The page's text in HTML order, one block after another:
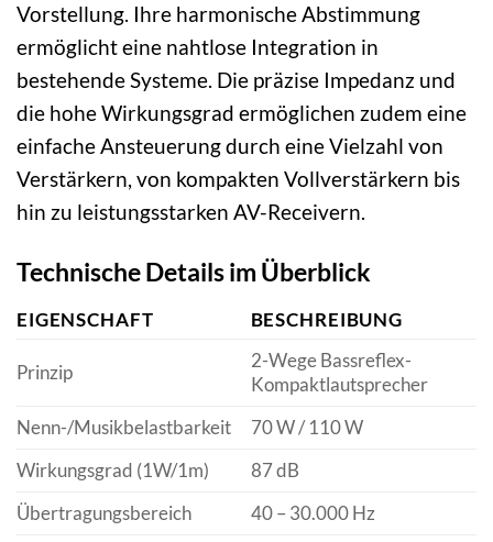
Vorstellung. Ihre harmonische Abstimmung
ermöglicht eine nahtlose Integration in
bestehende Systeme. Die präzise Impedanz und
die hohe Wirkungsgrad ermöglichen zudem eine
einfache Ansteuerung durch eine Vielzahl von
Verstärkern, von kompakten Vollverstärkern bis
hin zu leistungsstarken AV-Receivern.
Technische Details im Überblick
EIGENSCHAFT BESCHREIBUNG
Prinzip
2-Wege Bassreflex-
Kompaktlautsprecher
Nenn-/Musikbelastbarkeit
70 W / 110 W
Wirkungsgrad (1W/1m)
87 dB
Übertragungsbereich
40 – 30.000 Hz